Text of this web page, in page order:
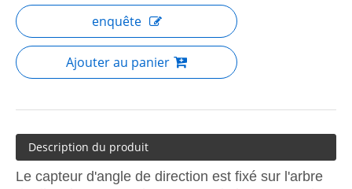
enquête
Ajouter au panier
Description du produit
Le capteur d'angle de direction est fixé sur l'arbre